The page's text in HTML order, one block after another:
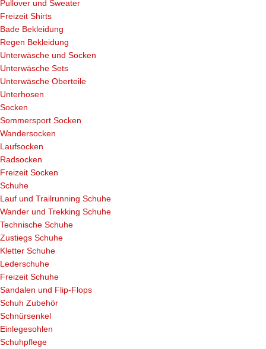
Pullover und Sweater
Freizeit Shirts
Bade Bekleidung
Regen Bekleidung
Unterwäsche und Socken
Unterwäsche Sets
Unterwäsche Oberteile
Unterhosen
Socken
Sommersport Socken
Wandersocken
Laufsocken
Radsocken
Freizeit Socken
Schuhe
Lauf und Trailrunning Schuhe
Wander und Trekking Schuhe
Technische Schuhe
Zustiegs Schuhe
Kletter Schuhe
Lederschuhe
Freizeit Schuhe
Sandalen und Flip-Flops
Schuh Zubehör
Schnürsenkel
Einlegesohlen
Schuhpflege